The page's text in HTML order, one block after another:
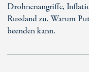
Drohnenangriffe,
Russland zu. Warum
beenden kann.